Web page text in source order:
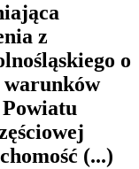
z
o
warunków
(...)